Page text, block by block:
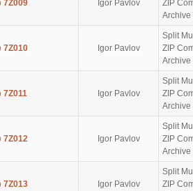
7Z009 Igor Pavlov
ZIP
Archive
7Z010 Igor Pavlov
Split
ZIP
Archive
7Z011 Igor Pavlov
Split
ZIP
Archive
7Z012 Igor Pavlov
Split
ZIP
Archive
7Z013 Igor Pavlov
Split
ZIP